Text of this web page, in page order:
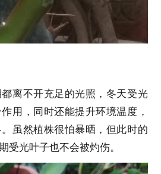
离不开充足的光照，冬天受光
用，同时还能提升环境温度，
虽然植株很怕暴晒，但此时的
受光叶子也不会被灼伤。